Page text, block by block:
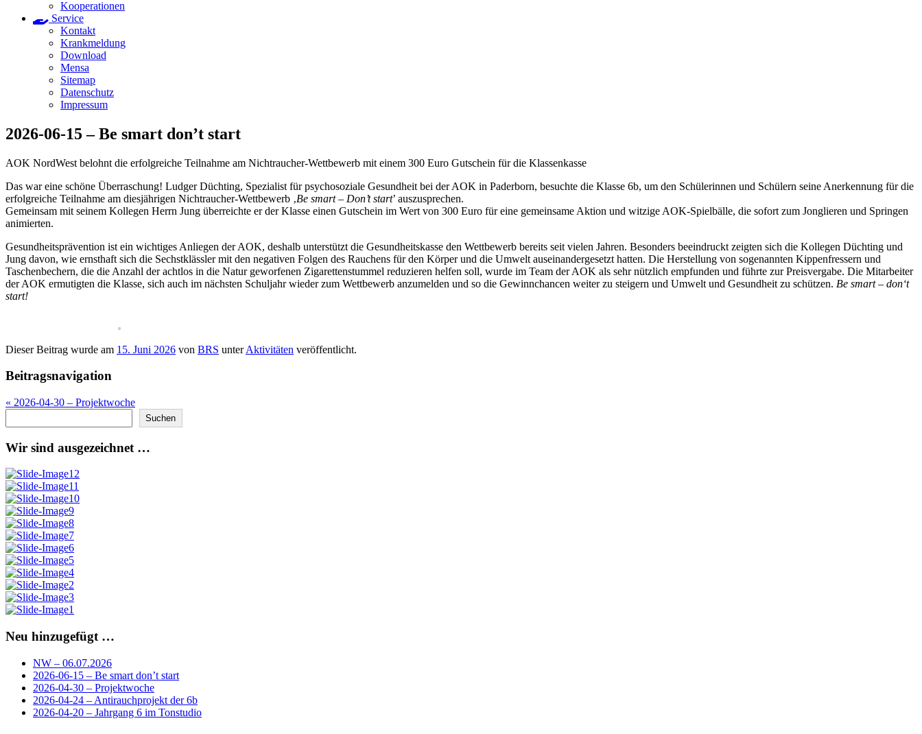
Kooperationen
Service
Kontakt
Krankmeldung
Download
Mensa
Sitemap
Datenschutz
Impressum
2026-06-15 – Be smart don’t start
AOK NordWest belohnt die erfolgreiche Teilnahme am Nichtraucher-Wettbewerb mit einem 300 Euro Gutschein für die Klassenkasse
Das war eine schöne Überraschung! Ludger Düchting, Spezialist für psychosoziale Gesundheit bei der AOK in Paderborn, besuchte die Klasse 6b, um den Schülerinnen und Schülern seine Anerkennung für die
erfolgreiche Teilnahme am diesjährigen Nichtraucher-Wettbewerb ‚Be smart – Don’t start’ auszusprechen.
Gemeinsam mit seinem Kollegen Herrn Jung überreichte er der Klasse einen Gutschein im Wert von 300 Euro für eine gemeinsame Aktion und witzige AOK-Spielbälle, die sofort zum Jonglieren und Springen
animierten.
Gesundheitsprävention ist ein wichtiges Anliegen der AOK, deshalb unterstützt die Gesundheitskasse den Wettbewerb bereits seit vielen Jahren. Besonders beeindruckt zeigten sich die Kollegen Düchting und
Jung davon, wie ernsthaft sich die Sechstklässler mit den negativen Folgen des Rauchens für den Körper und die Umwelt auseinandergesetzt hatten. Die Herstellung von sogenannten Kippenfressern und
Taschenbechern, die die Anzahl der achtlos in die Natur geworfenen Zigarettenstummel reduzieren helfen soll, wurde im Team der AOK als sehr nützlich empfunden und führte zur Preisvergabe. Die Mitarbeiter
der AOK ermutigten die Klasse, sich auch im nächsten Schuljahr wieder zum Wettbewerb anzumelden und so die Gewinnchancen weiter zu steigern und Umwelt und Gesundheit zu schützen. Be smart – don‘t
start!
Dieser Beitrag wurde am 15. Juni 2026 von BRS unterAktivitäten veröffentlicht.
Beitragsnavigation
« 2026-04-30 – Projektwoche
Suchen
Wir sind ausgezeichnet …
Neu hinzugefügt …
NW – 06.07.2026
2026-06-15 – Be smart don’t start
2026-04-30 – Projektwoche
2026-04-24 – Antirauchprojekt der 6b
2026-04-20 – Jahrgang 6 im Tonstudio